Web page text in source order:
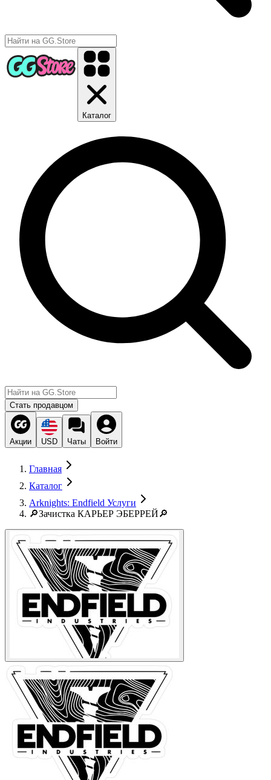
Каталог
Стать продавцом
Акции USD Чаты Войти
Главная
Каталог
Arknights: Endfield Услуги
🔎Зачистка КАРЬЕР ЭБЕРРЕЙ🔎